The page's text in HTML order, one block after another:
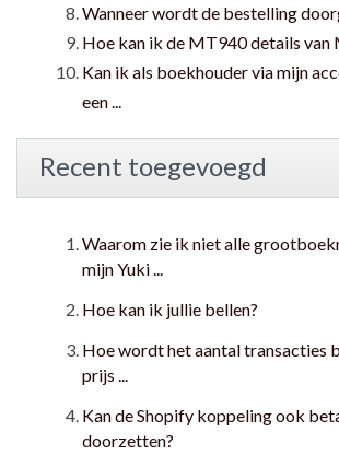
Wanneer wordt de bestelling
Hoe kan ik de MT940 details van
Kan ik als boekhouder via mijn
een ...
Recent toegevoegd
Waarom zie ik niet alle
mijn Yuki ...
Hoe kan ik jullie bellen?
Hoe wordt het aantal transacties
prijs ...
Kan de Shopify koppeling ook
doorzetten?